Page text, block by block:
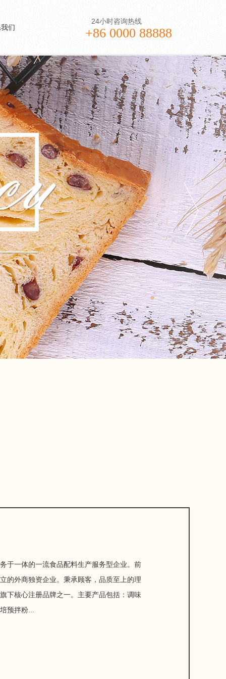
们
24小时咨询热线
+86 0000 88888
于一体的一流食品配料生产服务型企业。前
的外商独资企业。秉承顾客，品质至上的理
下核心注册品牌之一。主要产品包括：调味
预拌粉...